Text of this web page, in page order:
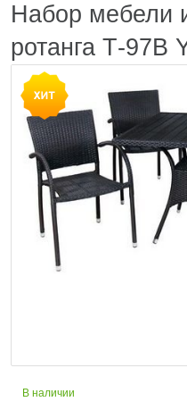
Набор мебели
ротанга Т-97В
В наличии